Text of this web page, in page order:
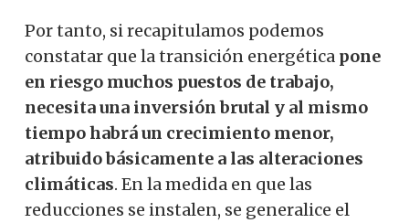
Por tanto, si recapitulamos podemos
constatar que la transición energética pone
en riesgo muchos puestos de trabajo,
necesita una inversión brutal y al mismo
tiempo habrá un crecimiento menor,
atribuido básicamente a las alteraciones
climáticas. En la medida en que las
reducciones se instalen, se generalice el